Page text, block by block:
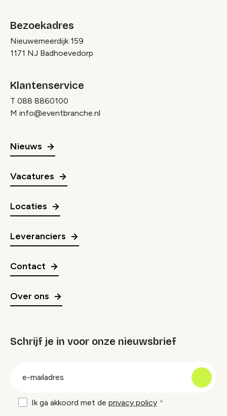
Bezoekadres
Nieuwemeerdijk 159
1171 NJ Badhoevedorp
Klantenservice
T 088 8860100
M info@eventbranche.nl
Nieuws
Vacatures
Locaties
Leveranciers
Contact
Over ons
Schrijf je in voor onze nieuwsbrief
Ik ga akkoord met de privacy policy